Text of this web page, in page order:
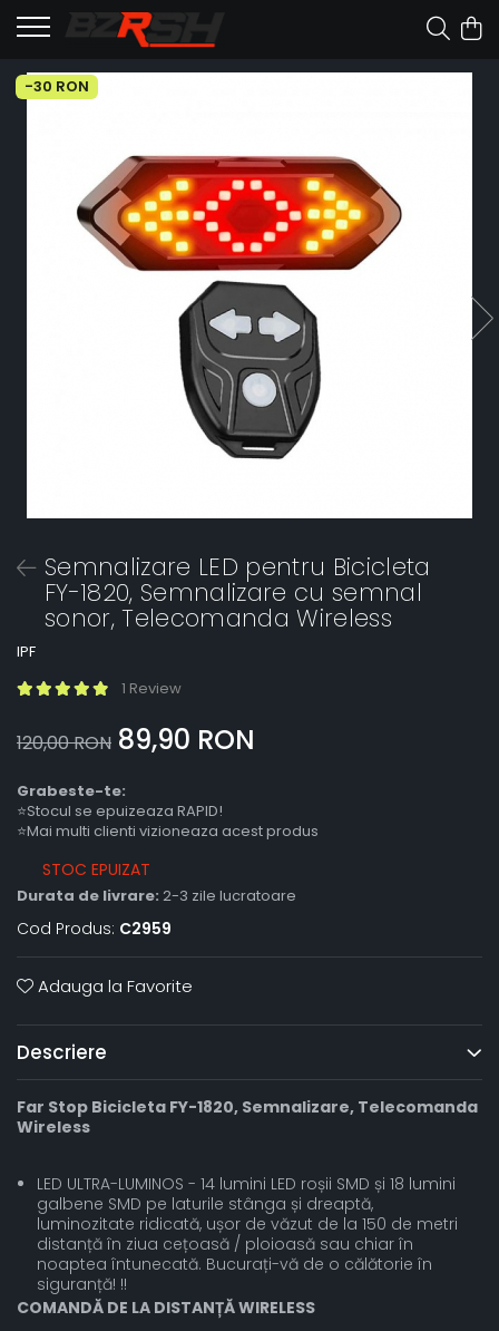
-30 RON
Semnalizare LED pentru Bicicleta
FY-1820, Semnalizare cu semnal
sonor, Telecomanda Wireless
IPF
1 Review
120,00 RON 89,90 RON
Grabeste-te:
⭐Stocul se epuizeaza RAPID!
⭐Mai multi clienti vizioneaza acest produs
STOC EPUIZAT
Durata de livrare: 2-3 zile lucratoare
Cod Produs: C2959
Adauga la Favorite
Descriere
Far Stop Bicicleta FY-1820, Semnalizare, Telecomanda
Wireless
LED ULTRA-LUMINOS - 14 lumini LED roșii SMD și 18 lumini
galbene SMD pe laturile stânga și dreaptă,
luminozitate ridicată, ușor de văzut de la 150 de metri
distanță în ziua cețoasă / ploioasă sau chiar în
noaptea întunecată. Bucurați-vă de o călătorie în
siguranță! !!
COMANDĂ DE LA DISTANȚĂ WIRELESS